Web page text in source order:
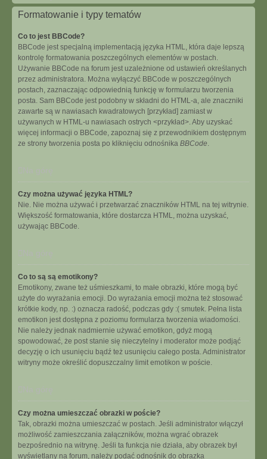
Formatowanie i typy tematów
Co to jest BBCode?
BBCode jest specjalną implementacją języka HTML, która daje lepszą
kontrolę formatowania poszczególnych elementów w postach.
Używanie BBCode na forum jest uzależnione od ustawień określanych
przez administratora. Można wyłączyć BBCode w poszczególnych
postach, zaznaczając odpowiednią funkcję w formularzu tworzenia
posta. Sam BBCode jest podobny w składni do HTML-a, ale znaczniki
zawarte są w nawiasach kwadratowych [przykład] zamiast w
używanych w HTML-u nawiasach ostrych <przykład>. Aby uzyskać
więcej informacji o BBCode, zapoznaj się z przewodnikiem dostępnym
ze strony tworzenia posta po kliknięciu odnośnika BBCode.
Czy można używać języka HTML?
Nie. Nie można używać i przetwarzać znaczników HTML na tej witrynie.
Większość formatowania, które dostarcza HTML, można uzyskać,
używając BBCode.
Co to są są emotikony?
Emotikony, zwane też uśmieszkami, to małe obrazki, które mogą być
użyte do wyrażania emocji. Do wyrażania emocji można też stosować
krótkie kody, np. :) oznacza radość, podczas gdy :( smutek. Pełna lista
emotikon jest dostępna z poziomu formularza tworzenia wiadomości.
Nie należy jednak nadmiernie używać emotikon, gdyż mogą
spowodować, że post stanie się nieczytelny i moderator może podjąć
decyzję o ich usunięciu bądź też usunięciu całego posta. Administrator
witryny może określić dopuszczalny limit emotikon w poście.
Czy można umieszczać obrazki w poście?
Tak, obrazki można umieszczać w postach. Jeśli administrator włączył
możliwość zamieszczania załączników, można wgrać obrazek
bezpośrednio na witrynę. Jeśli ta funkcja nie działa, aby obrazek był
wyświetlany na forum, należy podać odnośnik do obrazka